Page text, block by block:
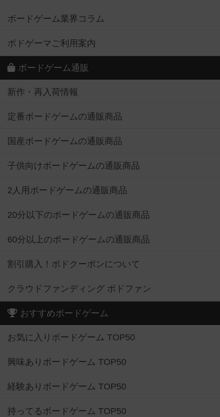
ボードゲーム業界コラム
ボドゲーマご利用案内
ボードゲーム通販
新作・再入荷情報
定番ボードゲームの通販商品
国産ボードゲームの通販商品
子供向けボードゲームの通販商品
2人用ボードゲームの通販商品
20分以下のボードゲームの通販商品
60分以上のボードゲームの通販商品
割引購入！ボドクーポンについて
クラウドファンディング ボドファン
おすすめボードゲーム
お気に入りボードゲーム TOP50
興味ありボードゲーム TOP50
経験ありボードゲーム TOP50
持ってるボードゲーム TOP50